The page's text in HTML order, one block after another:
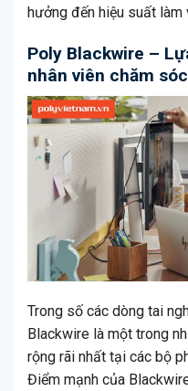
hưởng đến hiệu suất làm
Poly Blackwire –
nhân viên chăm
Trong số các dòng tai
Blackwire là một trong
rộng rãi nhất tại các bộ
Điểm mạnh của